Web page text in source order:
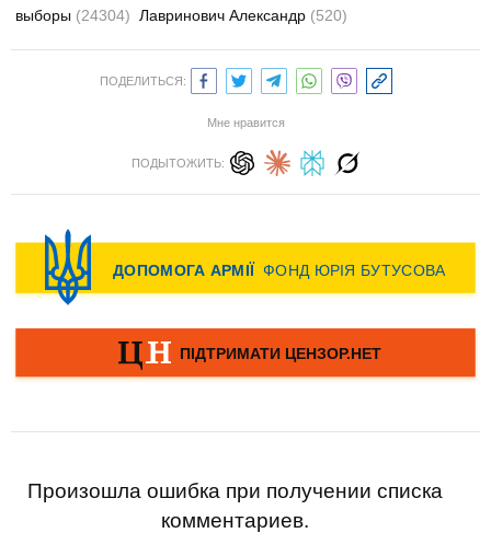
выборы (24304) Лавринович Александр (520)
ПОДЕЛИТЬСЯ:
Мне нравится
ПОДЫТОЖИТЬ:
Произошла ошибка при получении списка
комментариев.